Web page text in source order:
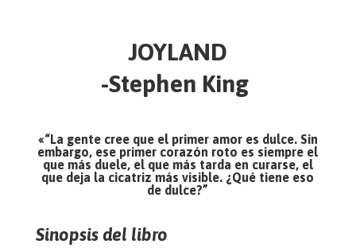
JOYLAND
-Stephen King
«“La gente cree que el primer amor es dulce. Sin
embargo, ese primer corazón roto es siempre el
que más duele, el que más tarda en curarse, el
que deja la cicatriz más visible. ¿Qué tiene eso
de dulce?”
Sinopsis del libro